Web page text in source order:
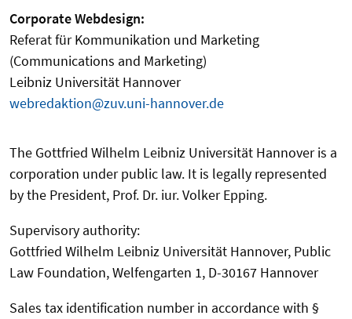
Corporate Webdesign:
Referat für Kommunikation und Marketing
(Communications and Marketing)
Leibniz Universität Hannover
webredaktion@zuv.uni-hannover.de
The Gottfried Wilhelm Leibniz Universität Hannover is a
corporation under public law. It is legally represented
by the President, Prof. Dr. iur. Volker Epping.
Supervisory authority:
Gottfried Wilhelm Leibniz Universität Hannover, Public
Law Foundation, Welfengarten 1, D-30167 Hannover
Sales tax identification number in accordance with §